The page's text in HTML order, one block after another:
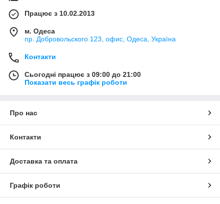
Працює з 10.02.2013
м. Одеса
пр. Добровольского 123, офис, Одеса, Україна
Контакти
Сьогодні працює з 09:00 до 21:00
Показати весь графік роботи
Про нас
Контакти
Доставка та оплата
Графік роботи